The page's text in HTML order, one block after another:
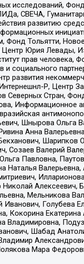
исследований,
СВЕЧА,
развитию
Фонд Тольятти,
Центр Юрия Левады,
прав человека,
социального
развития
Р, Центр
Северных Стран,
Информационное
Шнырова Ольга
Анна
Шарипков
Созаев Валерий
Павловна,
Наталья
Алексеевич,
Мельникова
Иванович, Голубева
Кокорина Екатерина
Владимировна,
Шабад
Мара